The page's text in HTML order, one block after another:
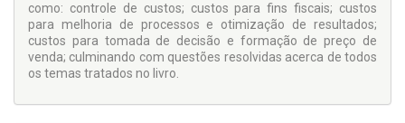
como: controle de custos; custos para fins fiscais; custos
para melhoria de processos e otimização de resultados;
custos para tomada de decisão e formação de preço de
venda; culminando com questões resolvidas acerca de todos
os temas tratados no livro.